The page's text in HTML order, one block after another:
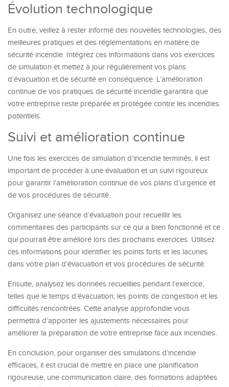
Évolution technologique
En outre, veillez à rester informé des nouvelles technologies, des
meilleures pratiques et des réglementations en matière de
sécurité incendie. Intégrez ces informations dans vos exercices
de simulation et mettez à jour régulièrement vos plans
d’évacuation et de sécurité en conséquence. L’amélioration
continue de vos pratiques de sécurité incendie garantira que
votre entreprise reste préparée et protégée contre les incendies
potentiels.
Suivi et amélioration continue
Une fois les exercices de simulation d’incendie terminés, il est
important de procéder à une évaluation et un suivi rigoureux
pour garantir l’amélioration continue de vos plans d’urgence et
de vos procédures de sécurité.
Organisez une séance d’évaluation pour recueillir les
commentaires des participants sur ce qui a bien fonctionné et ce
qui pourrait être amélioré lors des prochains exercices. Utilisez
ces informations pour identifier les points forts et les lacunes
dans votre plan d’évacuation et vos procédures de sécurité.
Ensuite, analysez les données recueillies pendant l’exercice,
telles que le temps d’évacuation, les points de congestion et les
difficultés rencontrées. Cette analyse approfondie vous
permettra d’apporter les ajustements nécessaires pour
améliorer la préparation de votre entreprise face aux incendies.
En conclusion, pour organiser des simulations d’incendie
efficaces, il est crucial de mettre en place une planification
rigoureuse, une communication claire, des formations adaptées